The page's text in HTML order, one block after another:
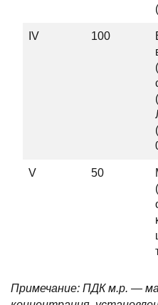
IV 100
V 50
Примечание: ПДК м.р. —